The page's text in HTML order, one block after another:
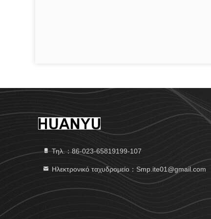
Τηλ.：86-023-65819199-107
Ηλεκτρονικό ταχυδρομείο：Smp.ite01@gmail.com